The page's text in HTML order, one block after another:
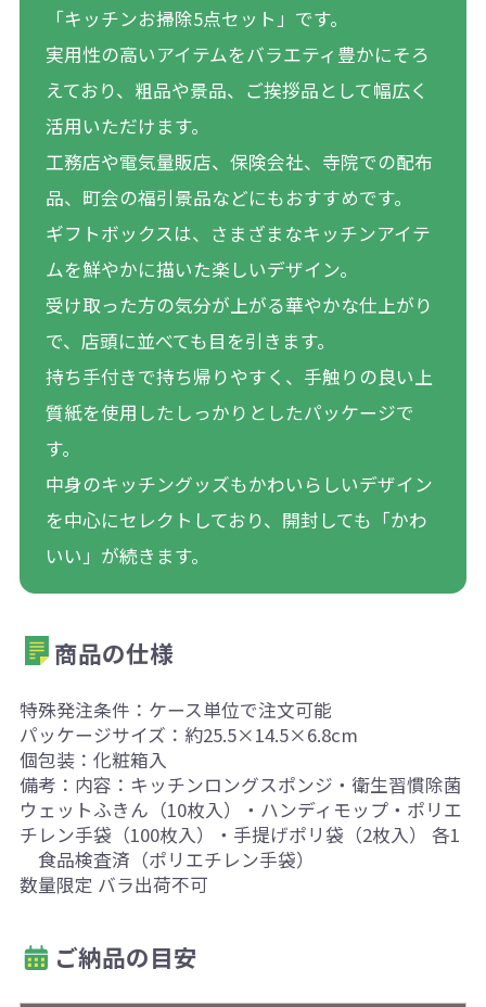
「キッチンお掃除5点セット」です。
実用性の高いアイテムをバラエティ豊かにそろ
えており、粗品や景品、ご挨拶品として幅広く
活用いただけます。
工務店や電気量販店、保険会社、寺院での配布
品、町会の福引景品などにもおすすめです。
ギフトボックスは、さまざまなキッチンアイテ
ムを鮮やかに描いた楽しいデザイン。
受け取った方の気分が上がる華やかな仕上がり
で、店頭に並べても目を引きます。
持ち手付きで持ち帰りやすく、手触りの良い上
質紙を使用したしっかりとしたパッケージで
す。
中身のキッチングッズもかわいらしいデザイン
を中心にセレクトしており、開封しても「かわ
いい」が続きます。
商品の仕様
特殊発注条件：ケース単位で注文可能
パッケージサイズ：約25.5×14.5×6.8cm
個包装：化粧箱入
備考：内容：キッチンロングスポンジ・衛生習慣除菌
ウェットふきん（10枚入）・ハンディモップ・ポリエ
チレン手袋（100枚入）・手提げポリ袋（2枚入） 各1
食品検査済（ポリエチレン手袋）
数量限定 バラ出荷不可
ご納品の目安